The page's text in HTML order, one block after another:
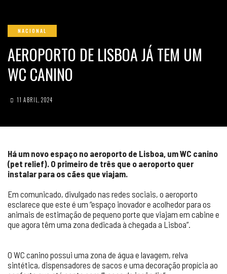
NACIONAL
AEROPORTO DE LISBOA JÁ TEM UM
WC CANINO
11 ABRIL, 2024
Há um novo espaço no aeroporto de Lisboa, um WC canino
(pet relief). O primeiro de três que o aeroporto quer
instalar para os cães que viajam.
Em comunicado, divulgado nas redes sociais, o aeroporto
esclarece que este é um “espaço inovador e acolhedor para os
animais de estimação de pequeno porte que viajam em cabine e
que agora têm uma zona dedicada à chegada a Lisboa”.
O WC canino possui uma zona de água e lavagem, relva
sintética, dispensadores de sacos e uma decoração propícia ao